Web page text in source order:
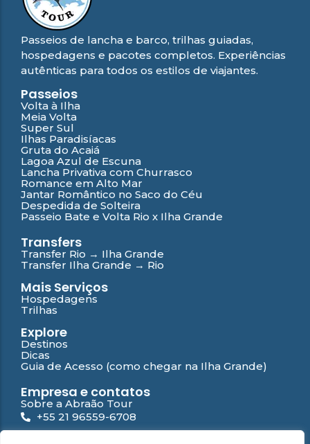
Passeios de lancha e barco, trilhas guiadas,
hospedagens e pacotes completos. Experiências
autênticas para todos os estilos de viajantes.
Passeios
Volta à Ilha
Meia Volta
Super Sul
Ilhas Paradisíacas
Gruta do Acaiá
Lagoa Azul de Escuna
Lancha Privativa com Churrasco
Romance em Alto Mar
Jantar Romântico no Saco do Céu
Despedida de Solteira
Passeio Bate e Volta Rio x Ilha Grande
Transfers
Transfer Rio → Ilha Grande
Transfer Ilha Grande → Rio
Mais Serviços
Hospedagens
Trilhas
Explore
Destinos
Dicas
Guia de Acesso (como chegar na Ilha Grande)
Empresa e contatos
Sobre a Abraão Tour
+55 21 96559-6708